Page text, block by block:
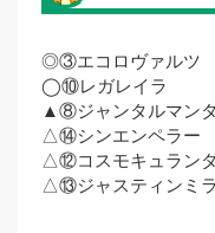
◎③エコロヴァルツ
◯⑩レガレイラ
▲⑧ジャンタルマン
△⑭シンエンペラー
△⑫コスモキュラン
△⑬ジャスティンミ